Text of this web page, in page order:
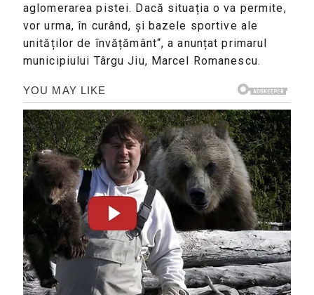
aglomerarea pistei. Dacă situația o va permite,
vor urma, în curând, și bazele sportive ale
unităților de învățământ“, a anunțat primarul
municipiului Târgu Jiu, Marcel Romanescu.